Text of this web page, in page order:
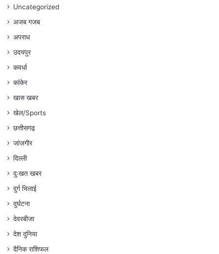
Uncategorized
अजब गजब
अपराध
उदयपुर
कवर्धा
कांकेर
खास खबर
खेल/Sports
छत्तीसगढ़
जांजगीर
दिल्ली
दुःखत खबर
दुर्ग भिलाई
दुर्घटना
देवरबीजा
देश दुनिया
दैनिक राशिफल